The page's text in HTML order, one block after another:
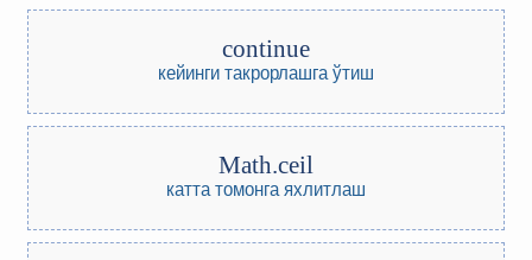
continue
кейинги такрорлашга ўтиш
Math.ceil
катта томонга яхлитлаш